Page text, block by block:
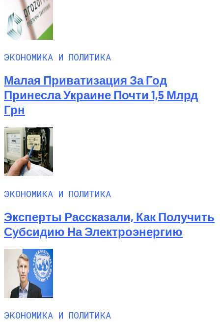
ЭКОНОМИКА И ПОЛИТИКА
Малая Приватизация За Год
Принесла Украине Почти 1,5 Млрд
Грн
ЭКОНОМИКА И ПОЛИТИКА
Эксперты Рассказали, Как Получить
Субсидию На Электроэнергию
ЭКОНОМИКА И ПОЛИТИКА